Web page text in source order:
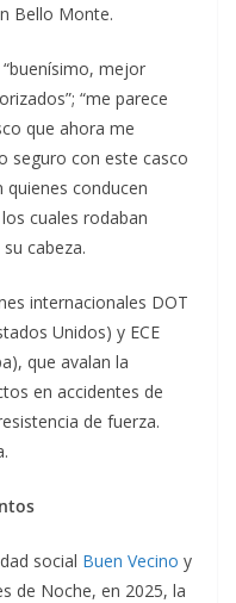
Bello Monte.
“buenísimo, mejor
“me parece
que ahora me
seguro con este casco
quienes conducen
cuales rodaban
cabeza.
internacionales DOT
Unidos) y ECE
que avalan la
en accidentes de
de fuerza.
social Buen Vecino y
de Noche, en 2025, la